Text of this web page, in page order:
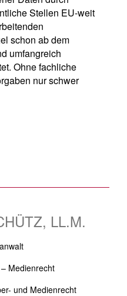
Stellen EU-weit
schon ab dem
umfangreich
Ohne fachliche
nur schwer
LL.M.
Medienrecht
und Medienrecht